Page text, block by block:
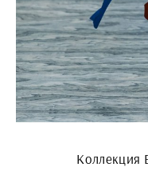
Коллекция